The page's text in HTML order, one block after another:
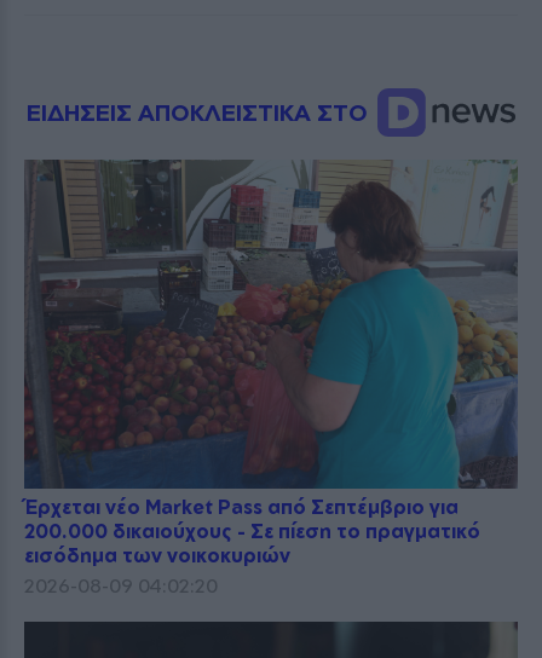
ΕΙΔΗΣΕΙΣ ΑΠΟΚΛΕΙΣΤΙΚΑ ΣΤΟ
Έρχεται νέο Market Pass από Σεπτέμβριο για
200.000 δικαιούχους - Σε πίεση το πραγματικό
εισόδημα των νοικοκυριών
2026-08-09 04:02:20